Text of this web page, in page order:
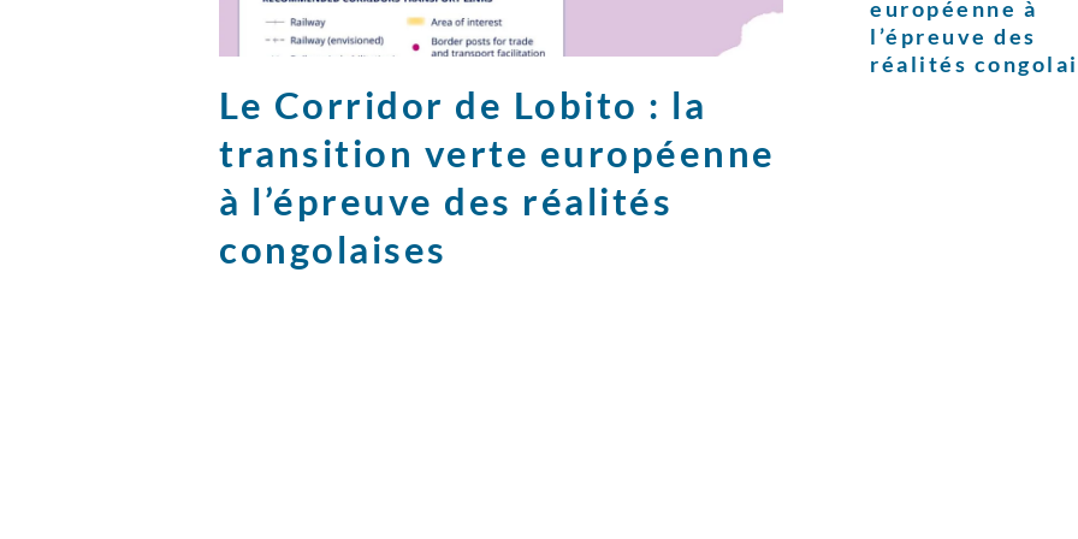
Le Corridor de Lobito : la
transition verte européenne
à l’épreuve des réalités
congolaises
européenne à
l’épreuve des
réalités